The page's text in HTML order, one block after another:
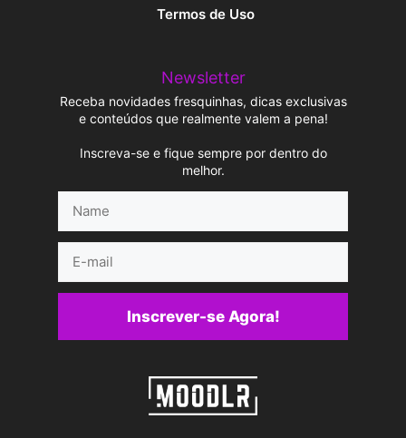
Termos de Uso
Newsletter
Receba novidades fresquinhas, dicas exclusivas
e conteúdos que realmente valem a pena!
Inscreva-se e fique sempre por dentro do
melhor.
mail
Inscrever-se Agora!